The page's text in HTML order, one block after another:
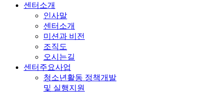
센터소개
인사말
센터소개
미션과 비전
조직도
오시는길
센터주요사업
청소년활동 정책개발
및 실행지원